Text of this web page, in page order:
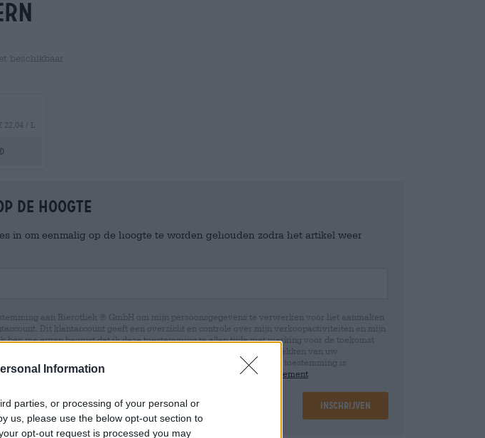
Information
parties, or processing of your personal or
us, please use the below opt-out section to
opt-out request is processed you may
beschikbaar
22,04 / L
de hoogte
in om eenmalig op de hoogte te worden gehouden zodra het artikel weer
aan Bierothek ® GmbH om mijn persoonsgegevens te verwerken voor het aanmaken
Dit klantaccount geeft een overzicht en controle over mijn verkoopactiviteiten en mijn
ben me ervan bewust dat ik deze toestemming te allen tijde met werking voor de toekomst
mail te sturen naar shop@bierothek.de. Wij informeren u dat het intrekken van uw
heeft op de rechtmatigheid van de verwerking die op basis van uw toestemming is
van intrekking. Meer informatie vindt u in onze
data protection statement
Inschrijven